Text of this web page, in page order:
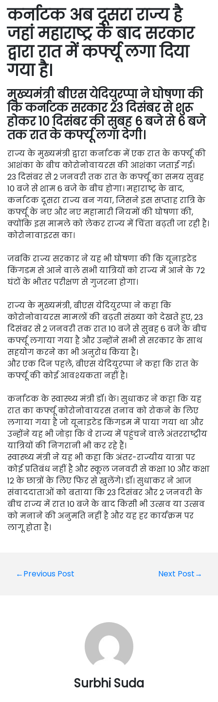
कर्नाटक अब दूसरा राज्य है
जहां महाराष्ट्र के बाद सरकार
द्वारा रात में कर्फ्यू लगा दिया
गया है।
मुख्यमंत्री बीएस येदियुरप्पा ने घोषणा की
कि कर्नाटक सरकार 23 दिसंबर से शुरू
होकर 10 दिसंबर की सुबह 6 बजे से 6 बजे
तक रात के कर्फ्यू लगा देगी।
राज्य के मुख्यमंत्री द्वारा कर्नाटक में एक रात के कर्फ्यू की
आशंका के बीच कोरोनोवायरस की आशंका जताई गई।
23 दिसंबर से 2 जनवरी तक रात के कर्फ्यू का समय सुबह
10 बजे से शाम 6 बजे के बीच होगा। महाराष्ट्र के बाद,
कर्नाटक दूसरा राज्य बन गया, जिसने इस सप्ताह रात्रि के
कर्फ्यू के नए और नए महामारी नियमों की घोषणा की,
क्योंकि इस मामले को लेकर राज्य में चिंता बढ़ती जा रही है।
कोरोनावाइरस का।
जबकि राज्य सरकार ने यह भी घोषणा की कि यूनाइटेड
किंगडम से आने वाले सभी यात्रियों को राज्य में आने के 72
घंटों के भीतर परीक्षण से गुजरना होगा।
राज्य के मुख्यमंत्री, बीएस येदियुरप्पा ने कहा कि
कोरोनोवायरस मामलों की बढ़ती संख्या को देखते हुए, 23
दिसंबर से 2 जनवरी तक रात 10 बजे से सुबह 6 बजे के बीच
कर्फ्यू लगाया गया है और उन्होंने सभी से सरकार के साथ
सहयोग करने का भी अनुरोध किया है।
और एक दिन पहले, बीएस येदियुरप्पा ने कहा कि रात के
कर्फ्यू की कोई आवश्यकता नहीं है।
कर्नाटक के स्वास्थ्य मंत्री डॉ। के। सुधाकर ने कहा कि यह
रात का कर्फ्यू कोरोनोवायरस तनाव को रोकने के लिए
लगाया गया है जो यूनाइटेड किंगडम में पाया गया था और
उन्होंने यह भी जोड़ा कि वे राज्य में पहुंचने वाले अंतरराष्ट्रीय
यात्रियों की निगरानी भी कर रहे हैं।
स्वास्थ्य मंत्री ने यह भी कहा कि अंतर-राज्यीय यात्रा पर
कोई प्रतिबंध नहीं है और स्कूल जनवरी से कक्षा 10 और कक्षा
12 के छात्रों के लिए फिर से खुलेंगे। डॉ। सुधाकर ने आज
संवाददाताओं को बताया कि 23 दिसंबर और 2 जनवरी के
बीच राज्य में रात 10 बजे के बाद किसी भी उत्सव या उत्सव
को मनाने की अनुमति नहीं है और यह हर कार्यक्रम पर
लागू होता है।
Post
←Previous Post Next Post→
Surbhi Suda